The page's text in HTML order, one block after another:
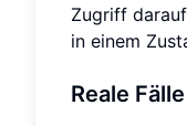
Zugriff
in einem
Reale